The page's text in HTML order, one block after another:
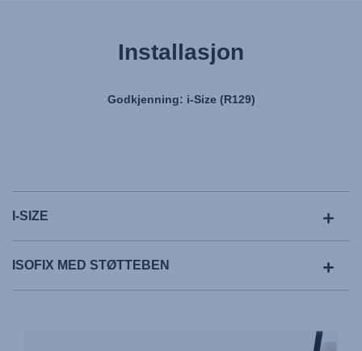
Installasjon
Godkjenning: i-Size (R129)
I-SIZE
ISOFIX MED STØTTEBEN